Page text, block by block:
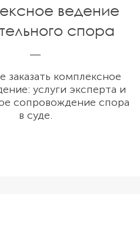
ведение
спора
заказать комплексное
услуги эксперта и
сопровождение спора
в суде.